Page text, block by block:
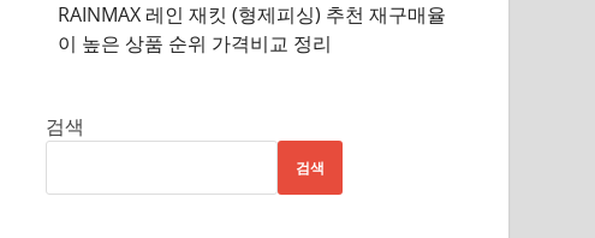
RAINMAX 레인 재킷 (형제피싱) 추천 재구매율
이 높은 상품 순위 가격비교 정리
검색
검색